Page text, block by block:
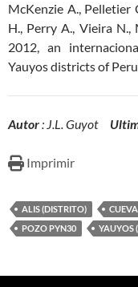
McKenzie A., Pelletier
H., Perry A., Vieira
2012, an
Yauyos districts of
Autor: J.L. Guyot
Imprimir
ALIS (DISTRITO)
POZO PYN30
YAUYOS